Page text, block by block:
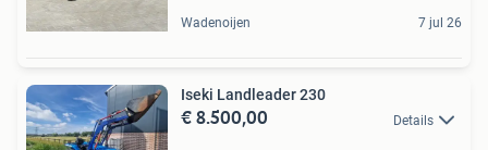
Wadenoijen 7 jul 26
Iseki Landleader 230
€ 8.500,00 Details